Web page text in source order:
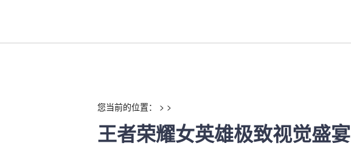
您当前的位置： > >
王者荣耀女英雄极致视觉盛宴